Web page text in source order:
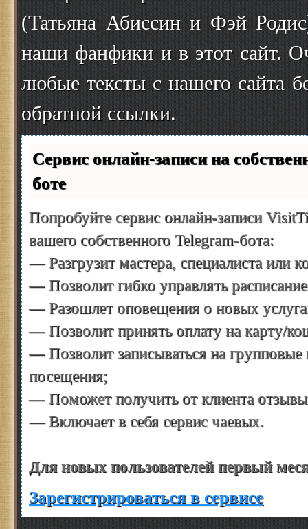
(Татьяна Абиссин и Фэй
наши фанфики и в этот сайт.
любые тексты с нашего сайта
обратной ссылки.
Сервис онлайн-записи на
боте
Попробуйте сервис онлайн-записи
вашего собственного Telegram-бота:
— Разгрузит мастера, специалиста или
— Позволит гибко управлять
— Разошлет оповещения о новых
— Позволит принять оплату на карту/
— Позволит записываться на групповые
посещения;
— Поможет получить от клиента отзывы
— Включает в себя сервис чаевых.
Для новых пользователей первый
Зарегистрироваться в сервисе